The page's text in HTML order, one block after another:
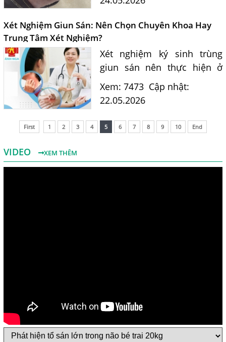
hiệu, đường lây nhiễm và xét
nghiệm...
Xét Nghiệm Giun Sán: Nên Chọn Chuyên Khoa Hay
Trung Tâm Xét Nghiệm?
Xét nghiệm ký sinh trùng
giun sán nên thực hiện ở
đâu để được chẩn đoán
chính xác và điều trị hiệu
vấn lựa chọn phòng khám...
Xem: 7473 Cập nhật:
22.05.2026
First 1 2 3 4 5 6 7 8 9 10 End
VIDEO XEM THÊM
Một Số Điều Cần Biết Về Ký Sinh Trùng Demodex Trên Da
Người